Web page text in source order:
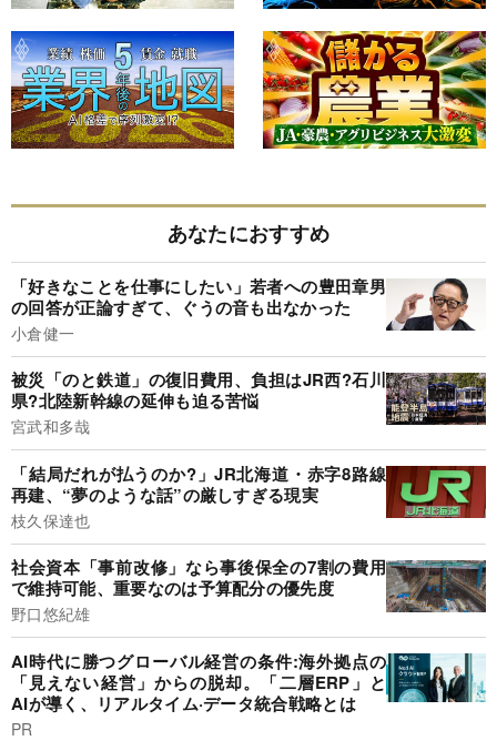
あなたにおすすめ
「好きなことを仕事にしたい」若者への豊田章男
の回答が正論すぎて、ぐうの音も出なかった
小倉健一
被災「のと鉄道」の復旧費用、負担はJR西?石川
県?北陸新幹線の延伸も迫る苦悩
宮武和多哉
「結局だれが払うのか?」JR北海道・赤字8路線
再建、“夢のような話”の厳しすぎる現実
枝久保達也
社会資本「事前改修」なら事後保全の7割の費用
で維持可能、重要なのは予算配分の優先度
野口悠紀雄
AI時代に勝つグローバル経営の条件:海外拠点の
「見えない経営」からの脱却。「二層ERP」と
AIが導く、リアルタイム·データ統合戦略とは
PR